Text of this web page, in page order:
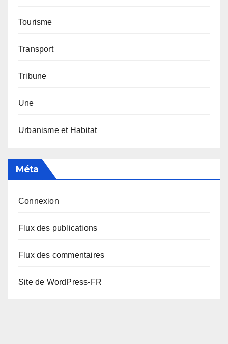
Tourisme
Transport
Tribune
Une
Urbanisme et Habitat
Méta
Connexion
Flux des publications
Flux des commentaires
Site de WordPress-FR